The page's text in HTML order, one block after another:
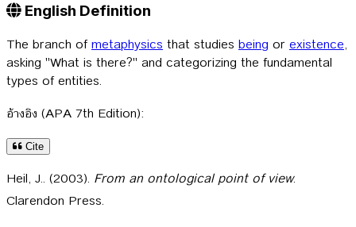
English Definition
The branch ofmetaphysics that studies being or existence,
asking "What is there?" and categorizing the fundamental
types of entities.
อ้างอิง (APA 7th Edition):
Cite
Heil, J.. (2003). From an ontological point of view.
Clarendon Press.